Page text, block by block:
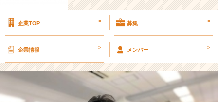
が、
て
業
企業TOP > 募集 >
企業情報 > メンバー >